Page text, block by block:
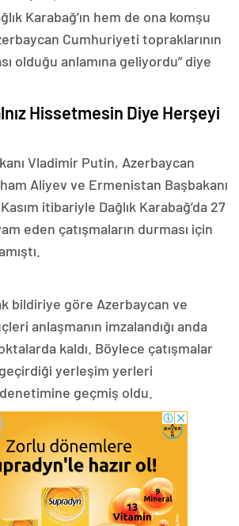
Karabağ’ın hem de ona komşu
Cumhuriyeti topraklarının
olduğu anlamına geliyordu” diye
Hissetmesin Diye Herşeyi
Vladimir Putin, Azerbaycan
Aliyev ve Ermenistan Başbakanı
itibariyle Dağlık Karabağ’da 27
eden çatışmaların durması için
bildiriye göre Azerbaycan ve
anlaşmanın imzalandığı anda
kaldı. Böylece çatışmalar
yerleşim yerleri
denetimine geçmiş oldu.